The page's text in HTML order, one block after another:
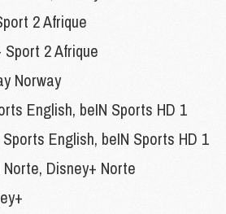
2 Afrique
Sport 2 Afrique
Norway
English, beIN Sports HD 1
Sports English, beIN Sports HD 1
Norte, Disney+ Norte